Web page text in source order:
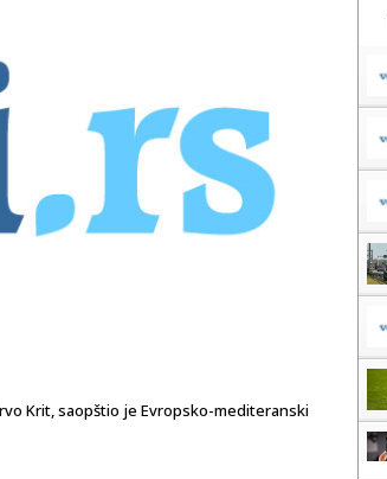
Krit, saopštio je Evropsko-mediteranski